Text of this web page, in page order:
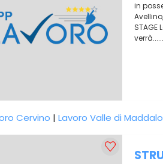
in
verrà......
Cervino | Lavoro Valle di